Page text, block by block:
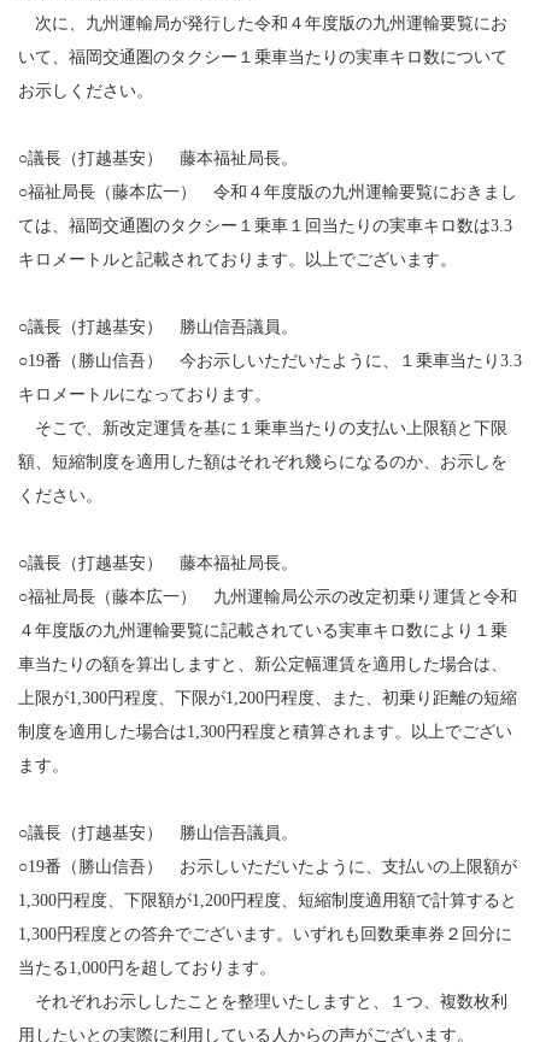
次に、九州運輸局が発行した令和４年度版の九州運輸要覧にお
いて、福岡交通圏のタクシー１乗車当たりの実車キロ数について
お示しください。
○議長（打越基安） 藤本福祉局長。
○福祉局長（藤本広一） 令和４年度版の九州運輸要覧におきまし
ては、福岡交通圏のタクシー１乗車１回当たりの実車キロ数は3.3
キロメートルと記載されております。以上でございます。
○議長（打越基安） 勝山信吾議員。
○19番（勝山信吾） 今お示しいただいたように、１乗車当たり3.3
キロメートルになっております。
そこで、新改定運賃を基に１乗車当たりの支払い上限額と下限
額、短縮制度を適用した額はそれぞれ幾らになるのか、お示しを
ください。
○議長（打越基安） 藤本福祉局長。
○福祉局長（藤本広一） 九州運輸局公示の改定初乗り運賃と令和
４年度版の九州運輸要覧に記載されている実車キロ数により１乗
車当たりの額を算出しますと、新公定幅運賃を適用した場合は、
上限が1,300円程度、下限が1,200円程度、また、初乗り距離の短縮
制度を適用した場合は1,300円程度と積算されます。以上でござい
ます。
○議長（打越基安） 勝山信吾議員。
○19番（勝山信吾） お示しいただいたように、支払いの上限額が
1,300円程度、下限額が1,200円程度、短縮制度適用額で計算すると
1,300円程度との答弁でございます。いずれも回数乗車券２回分に
当たる1,000円を超しております。
それぞれお示ししたことを整理いたしますと、１つ、複数枚利
用したいとの実際に利用している人からの声がございます。